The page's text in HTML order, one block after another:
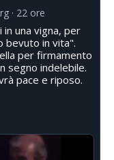
22 ore
una vigna, per
bevuto in vita".
per firmamento
segno indelebile.
pace e riposo.